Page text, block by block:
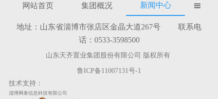
网站首页 集团概况 新闻中心 
地址：山东省淄博市张店区金晶大道267号 联系电
话：0533-3598500
山东天齐置业集团股份有限公司 版权所有
鲁ICP备11007131号-1
技术支持：
淄博网泰信息科技有限公司